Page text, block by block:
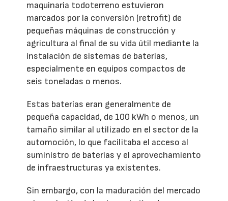
maquinaria todoterreno estuvieron
marcados por la conversión (retrofit) de
pequeñas máquinas de construcción y
agricultura al final de su vida útil mediante la
instalación de sistemas de baterías,
especialmente en equipos compactos de
seis toneladas o menos.
Estas baterías eran generalmente de
pequeña capacidad, de 100 kWh o menos, un
tamaño similar al utilizado en el sector de la
automoción, lo que facilitaba el acceso al
suministro de baterías y el aprovechamiento
de infraestructuras ya existentes.
Sin embargo, con la maduración del mercado